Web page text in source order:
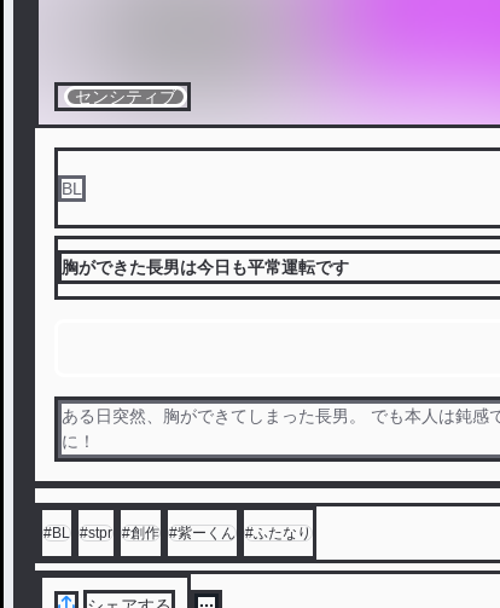
センシティブ
BL
胸ができた長男は今日も平常運転です
ある日突然、胸ができてしまった長男。 でも本人は鈍
に！
#BL #stpr #創作 #紫ーくん #ふたなり